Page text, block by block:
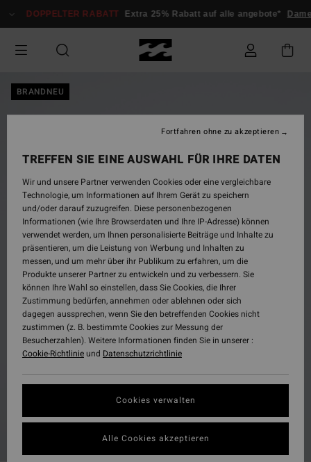
zur
springen
DOPPELTER RABATT Extra 25% Rabatt auf alle angebote* Damen
BRANDNEU
TREFFEN SIE EINE AUSWAHL FÜR IHRE DATEN
Wir und unsere Partner verwenden Cookies oder eine vergleichbare
Technologie, um Informationen auf Ihrem Gerät zu speichern
und/oder darauf zuzugreifen. Diese personenbezogenen
Informationen (wie Ihre Browserdaten und Ihre IP-Adresse) können
verwendet werden, um Ihnen personalisierte Beiträge und Inhalte zu
präsentieren, um die Leistung von Werbung und Inhalten zu
messen, und um mehr über ihr Publikum zu erfahren, um die
Produkte unserer Partner zu entwickeln und zu verbessern. Sie
können Ihre Wahl so einstellen, dass Sie Cookies, die Ihrer
Zustimmung bedürfen, annehmen oder ablehnen oder sich
dagegen aussprechen, wenn Sie den betreffenden Cookies nicht
zustimmen (z. B. bestimmte Cookies zur Messung der
Besucherzahlen). Weitere Informationen finden Sie in unserer :
Cookie-Richtlinieund Datenschutzrichtlinie
Cookies verwalten
Fortfahren ohne zu akzeptieren
Alle Cookies akzeptieren